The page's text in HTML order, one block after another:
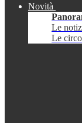
Novità
Le
Le